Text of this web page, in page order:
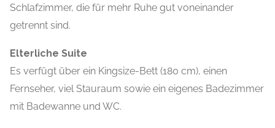
Schlafzimmer, die für mehr Ruhe gut voneinander
getrennt sind.
Elterliche Suite
Es verfügt über ein Kingsize-Bett (180 cm), einen
Fernseher, viel Stauraum sowie ein eigenes Badezimmer
mit Badewanne und WC.